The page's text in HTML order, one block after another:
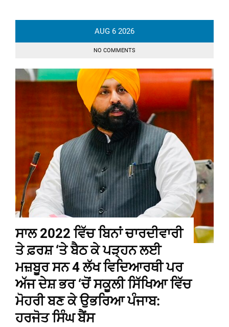
AUG 6 2026
NO COMMENTS
ਸਾਲ 2022 ਵਿੱਚ ਬਿਨਾਂ ਚਾਰਦੀਵਾਰੀ
ਤੇ ਫ਼ਰਸ਼ ‘ਤੇ ਬੈਠ ਕੇ ਪੜ੍ਹਨ ਲਈ
ਮਜ਼ਬੂਰ ਸਨ 4 ਲੱਖ ਵਿਦਿਆਰਥੀ ਪਰ
ਅੱਜ ਦੇਸ਼ ਭਰ ‘ਚੋਂ ਸਕੂਲੀ ਸਿੱਖਿਆ ਵਿੱਚ
ਮੋਹਰੀ ਬਣ ਕੇ ਉਭਰਿਆ ਪੰਜਾਬ:
ਹਰਜੋਤ ਸਿੰਘ ਬੈਂਸ